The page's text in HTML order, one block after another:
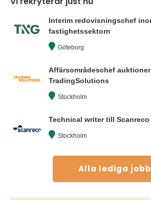
Interim redovisningschef
fastighetssektorn
Göteborg
Affärsområdeschef
TradingSolutions
Stockholm
Technical writer till
Stockholm
Alla lediga jobb